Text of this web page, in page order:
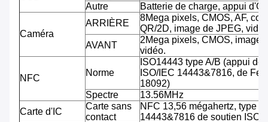
Autre
Batterie de charge, appui
Caméra
ARRIÈRE
8Mega pixels, CMOS, AF,
QR/2D, image de JPEG,
AVANT
2Mega pixels, CMOS, image
vidéo.
NFC
Norme
ISO14443 type A/B (appui de
ISO/IEC 14443&7816, de
18092)
Spectre
13.56MHz
Carte d'IC
Carte sans
contact
NFC 13,56 mégahertz, type
14443&7816 de soutien ISO/